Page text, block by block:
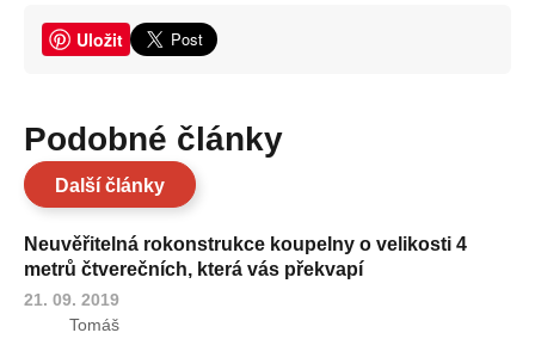
Uložit
Podobné články
Další články
Neuvěřitelná rokonstrukce koupelny o velikosti 4
metrů čtverečních, která vás překvapí
21. 09. 2019
Tomáš